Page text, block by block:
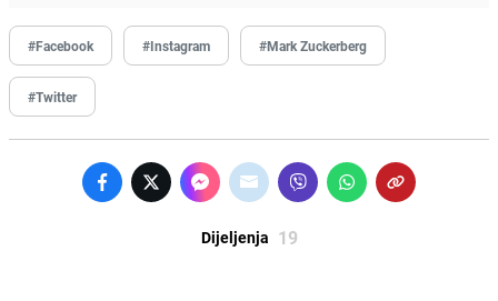
#Facebook #Instagram #Mark Zuckerberg
#Twitter
Dijeljenja 19